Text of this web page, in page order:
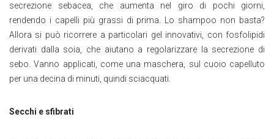
secrezione sebacea, che aumenta nel giro di pochi giorni,
rendendo i capelli più grassi di prima. Lo shampoo non basta?
Allora si può ricorrere a particolari gel innovativi, con fosfolipidi
derivati dalla soia, che aiutano a regolarizzare la secrezione di
sebo. Vanno applicati, come una maschera, sul cuoio capelluto
per una decina di minuti, quindi sciacquati.
Secchi e sfibrati